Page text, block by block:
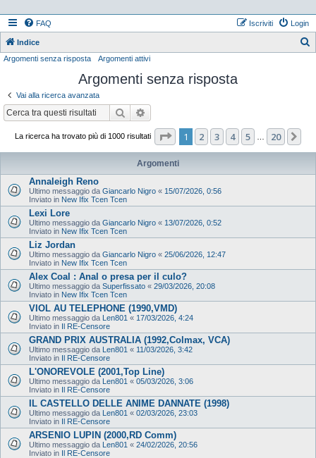
FAQ Login
Iscriviti
Indice
Argomenti senza risposta Argomenti attivi
Argomenti senza risposta
Vai alla ricerca avanzata
Cerca
La ricerca ha trovato più di 1000 risultati Pagina di 20
1 2 3 4 5 20
Argomenti
Annaleigh Reno
Ultimo messaggio da Giancarlo Nigro « 15/07/2026, 0:56
Inviato in New Ifix Tcen Tcen
Lexi Lore
Ultimo messaggio da Giancarlo Nigro « 13/07/2026, 0:52
Inviato in New Ifix Tcen Tcen
Liz Jordan
Ultimo messaggio da Giancarlo Nigro « 25/06/2026, 12:47
Inviato in New Ifix Tcen Tcen
Alex Coal : Anal o presa per il culo?
Ultimo messaggio da Superfissato « 29/03/2026, 20:08
Inviato in New Ifix Tcen Tcen
VIOL AU TELEPHONE (1990,VMD)
Ultimo messaggio da Len801 « 17/03/2026, 4:24
Inviato in Il RE-Censore
GRAND PRIX AUSTRALIA (1992,Colmax, VCA)
Ultimo messaggio da Len801 « 11/03/2026, 3:42
Inviato in Il RE-Censore
L'ONOREVOLE (2001,Top Line)
Ultimo messaggio da Len801 « 05/03/2026, 3:06
Inviato in Il RE-Censore
IL CASTELLO DELLE ANIME DANNATE (1998)
Ultimo messaggio da Len801 « 02/03/2026, 23:03
Inviato in Il RE-Censore
ARSENIO LUPIN (2000,RD Comm)
Ultimo messaggio da Len801 « 24/02/2026, 20:56
Inviato in Il RE-Censore